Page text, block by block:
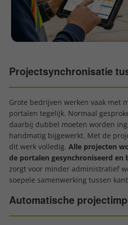
Projectsynchronisatie
Grote bedrijven werken vaak met
portalen tegelijk. Normaal
daarbij dubbel moeten worden
handmatig bijgewerkt. Met de
dit werk volledig. Alle projecten
de portalen gesynchroniseerd en
zorgt voor minder administratief
soepele samenwerking tussen
Automatische